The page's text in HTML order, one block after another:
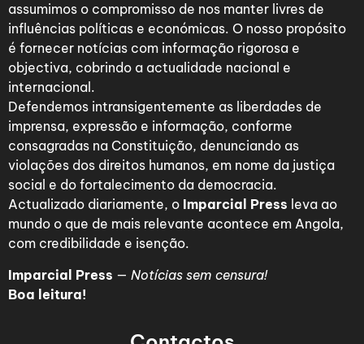
assumimos o compromisso de nos manter livres de
influências políticas e económicas. O nosso propósito
é fornecer notícias com informação rigorosa e
objectiva, cobrindo a actualidade nacional e
internacional.
Defendemos intransigentemente as liberdades de
imprensa, expressão e informação, conforme
consagradas na Constituição, denunciando as
violações dos direitos humanos, em nome da justiça
social e do fortalecimento da democracia.
Actualizado diariamente, o Imparcial Press leva ao
mundo o que de mais relevante acontece em Angola,
com credibilidade e isenção.
Imparcial Press — Notícias sem censura!
Boa leitura!